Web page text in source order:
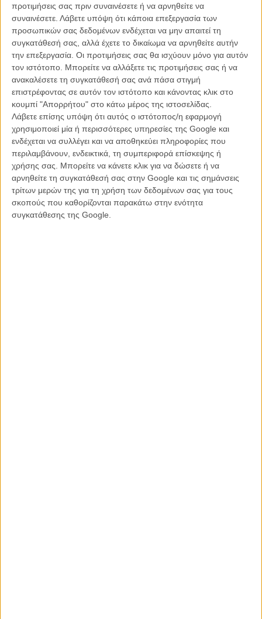
προτιμήσεις σας πριν συναινέσετε ή να αρνηθείτε να
συναινέσετε. Λάβετε υπόψη ότι κάποια επεξεργασία των
προσωπικών σας δεδομένων ενδέχεται να μην απαιτεί τη
συγκατάθεσή σας, αλλά έχετε το δικαίωμα να αρνηθείτε αυτήν
την επεξεργασία. Οι προτιμήσεις σας θα ισχύουν μόνο για αυτόν
τον ιστότοπο. Μπορείτε να αλλάξετε τις προτιμήσεις σας ή να
ανακαλέσετε τη συγκατάθεσή σας ανά πάσα στιγμή
επιστρέφοντας σε αυτόν τον ιστότοπο και κάνοντας κλικ στο
κουμπί "Απορρήτου" στο κάτω μέρος της ιστοσελίδας.
Λάβετε επίσης υπόψη ότι αυτός ο ιστότοπος/η εφαρμογή
χρησιμοποιεί μία ή περισσότερες υπηρεσίες της Google και
ενδέχεται να συλλέγει και να αποθηκεύει πληροφορίες που
περιλαμβάνουν, ενδεικτικά, τη συμπεριφορά επίσκεψης ή
χρήσης σας. Μπορείτε να κάνετε κλικ για να δώσετε ή να
αρνηθείτε τη συγκατάθεσή σας στην Google και τις σημάνσεις
τρίτων μερών της για τη χρήση των δεδομένων σας για τους
σκοπούς που καθορίζονται παρακάτω στην ενότητα
συγκατάθεσης της Google.
νεαρό ζευγάρι έχει ως δουλειά να συλλέγει τα νεκρά κατοικίδια από
τα σπίτια των ιδιοκτητών τους, ώστε να τα μεταφέρει στο
αποτεφρωτήριο και να τους επιστρέφει τις στάχτες τους. Έξω από
αυτό το επαγγελματικό πλαίσιο, συλλέγουν και αποτεφρώνουν
νεκρά ζώα, τα οποία βρίσκουν στις άκρες του δρόμου, καθώς
οδηγούν με το αυτοκίνητό τους που μοιάζει να είναι και το ίδιο τους
το σπίτι. Σε αυτόν τον ατέρμονο κύκλο ζωής, άνθρωποι και ζώα
συνυπάρχουν αρμονικά, μέχρι τη στιγμή που το ζευγάρι γίνεται
υπεύθυνο για το θάνατο ενός ζώου.
Συντελεστές: Σενάριο - Σκηνοθεσία: Τζάνις Ραφαηλίδου |
Παραγωγοί: Κωνσταντίνος Κοντοβράκης, Γιώργος Καρναβάς |
Διεύθυνση Φωτογραφίας: Θοδωρής Μιχόπουλος | Μοντάζ: Patrick
Minks | Μουσική: LOOR, Gwilym Sainsbury | Σκηνικά: Έλενα
Βαρδαβά | Κοστούμια: Βασίλης Μπαρμπαρίγος | Ήχος: Νίκος
Κωνσταντίνου, Marc Lizier, Μακιγάζ: Σίσσυ Πετροπούλου |
Πρωταγωνιστούν: Πηνελόπη Τσιλίκα, Δημήτρης Λάλος, Michelle
Valley, Τάσος Ραφαηλίδης και Oğuz Han Kaya